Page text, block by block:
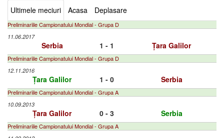
Ultimele meciuri Acasa Deplasare
Preliminariile Campionatului Mondial - Grupa D
11.06.2017
Serbia 1 - 1 Țara Galilor
Preliminariile Campionatului Mondial - Grupa D
12.11.2016
Țara Galilor 1 - 0 Serbia
Preliminariile Campionatului Mondial - Grupa A
10.09.2013
Țara Galilor 0 - 3 Serbia
Preliminariile Campionatului Mondial - Grupa A